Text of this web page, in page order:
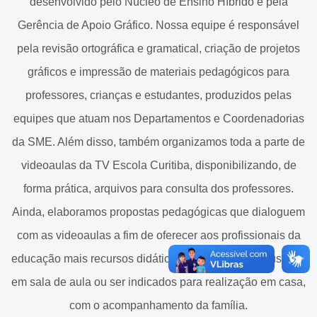
Cadastramento Escolar
Cadastro Online
Portal ICS Instituto Curitiba de
Saúde
Portal Aprendere
Equipe
Biblioteca
Atividades, jogos e brincadeiras
Baú da Alfabetização
Materiais Pedagógicos SME
Tablet
Videoaulas
Cronogramas de Conteúdos
Gerência de Apoio Gráfico. Nossa equipe é responsável
pela revisão ortográfica e gramatical, criação de projetos
gráficos e impressão de materiais pedagógicos para
professores, crianças e estudantes, produzidos pelas
equipes que atuam nos Departamentos e Coordenadorias
da SME. Além disso, também organizamos toda a parte de
videoaulas da TV Escola Curitiba, disponibilizando, de
forma prática, arquivos para consulta dos professores.
Ainda, elaboramos propostas pedagógicas que dialoguem
com as videoaulas a fim de oferecer aos profissionais da
educação mais recursos didáticos que poderão ser usados
em sala de aula ou ser indicados para realização em casa,
com o acompanhamento da família.